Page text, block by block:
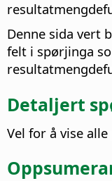
Denne sida vert
felt i spørjinga
Detaljert
Vel for å vise